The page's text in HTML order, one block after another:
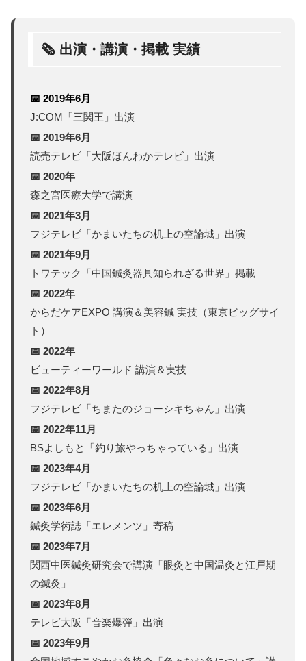
🗞 出演・講演・掲載 実績
📅 2019年6月
J:COM「三関王」出演
📅 2019年6月
読売テレビ「大阪ほんわかテレビ」出演
📅 2020年
森之宮医療大学で講演
📅 2021年3月
フジテレビ「かまいたちの机上の空論城」出演
📅 2021年9月
トワテック「中国鍼灸器具知られざる世界」掲載
📅 2022年
からだケアEXPO 講演＆美容鍼 実技（東京ビッグサイ
ト）
📅 2022年
ビューティーワールド 講演＆実技
📅 2022年8月
フジテレビ「ちまたのジョーシキちゃん」出演
📅 2022年11月
BSよしもと「釣り旅やっちゃっている」出演
📅 2023年4月
フジテレビ「かまいたちの机上の空論城」出演
📅 2023年6月
鍼灸学術誌「エレメンツ」寄稿
📅 2023年7月
関西中医鍼灸研究会で講演「眼灸と中国温灸と江戸期
の鍼灸」
📅 2023年8月
テレビ大阪「音楽爆弾」出演
📅 2023年9月